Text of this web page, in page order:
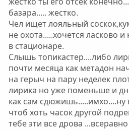
базара..... жестко.
Чел ищет лояльный
не охота.....хочется ласково
в стационаре.
Слышь топикастер....либо
почти месяца как метадон
на герыч на пару неделек
лирика но уже поменьше и
как сам сдюжишь.....имхо....ну
чтоб хоть часок другой
тебе эти все дрова